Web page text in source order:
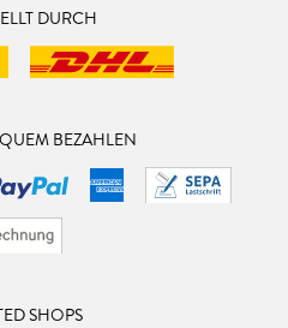
DURCH
BEZAHLEN
SHOPS